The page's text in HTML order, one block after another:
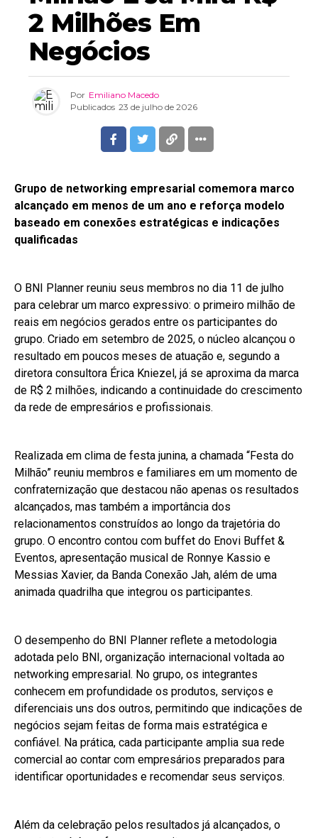
2 Milhões Em
Negócios
Por Emiliano Macedo
Publicados 23 de julho de 2026
Grupo de networking empresarial comemora marco
alcançado em menos de um ano e reforça modelo
baseado em conexões estratégicas e indicações
qualificadas
O BNI Planner reuniu seus membros no dia 11 de julho
para celebrar um marco expressivo: o primeiro milhão de
reais em negócios gerados entre os participantes do
grupo. Criado em setembro de 2025, o núcleo alcançou o
resultado em poucos meses de atuação e, segundo a
diretora consultora Érica Kniezel, já se aproxima da marca
de R$ 2 milhões, indicando a continuidade do crescimento
da rede de empresários e profissionais.
Realizada em clima de festa junina, a chamada “Festa do
Milhão” reuniu membros e familiares em um momento de
confraternização que destacou não apenas os resultados
alcançados, mas também a importância dos
relacionamentos construídos ao longo da trajetória do
grupo. O encontro contou com buffet do Enovi Buffet &
Eventos, apresentação musical de Ronnye Kassio e
Messias Xavier, da Banda Conexão Jah, além de uma
animada quadrilha que integrou os participantes.
O desempenho do BNI Planner reflete a metodologia
adotada pelo BNI, organização internacional voltada ao
networking empresarial. No grupo, os integrantes
conhecem em profundidade os produtos, serviços e
diferenciais uns dos outros, permitindo que indicações de
negócios sejam feitas de forma mais estratégica e
confiável. Na prática, cada participante amplia sua rede
comercial ao contar com empresários preparados para
identificar oportunidades e recomendar seus serviços.
Além da celebração pelos resultados já alcançados, o